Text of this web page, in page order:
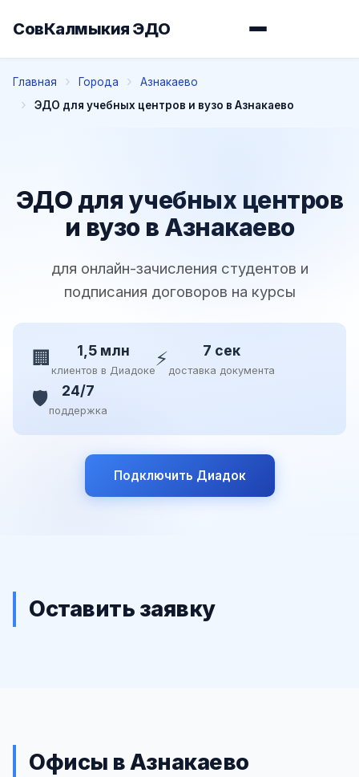
СовКалмыкия ЭДО
Главная Города
Азнакаево
ЭДО для учебных центров и вузо в Азнакаево
ЭДО для учебных центров
и вузо в Азнакаево
для онлайн-зачисления студентов и
подписания договоров на курсы
🏢 1,5 млн
клиентов в Диадоке⚡ 7 сек
доставка документа
🛡️ 24/7
поддержка
Подключить Диадок
Оставить заявку
Офисы в Азнакаево